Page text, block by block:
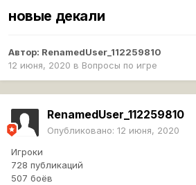
новые декали
Автор: RenamedUser_112259810
12 июня, 2020 в Вопросы по игре
RenamedUser_112259810
Опубликовано: 12 июня, 2020
Игроки
728 публикаций
507 боёв